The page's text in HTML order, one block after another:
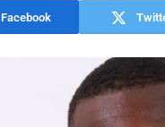
Facebook